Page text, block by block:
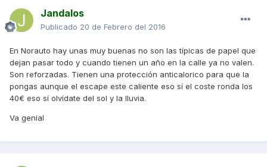
Jandalos
Publicado 20 de Febrero del 2016
En Norauto hay unas muy buenas no son las típicas de papel que
dejan pasar todo y cuando tienen un año en la calle ya no valen.
Son reforzadas. Tienen una protección anticalorico para que la
pongas aunque el escape este caliente eso sí el coste ronda los
40€ eso sí olvídate del sol y la lluvia.
Va genial